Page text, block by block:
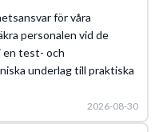
för våra
personalen vid de
en test- och
underlag till praktiska
2026-08-30